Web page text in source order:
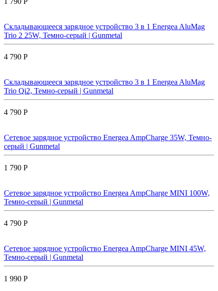
Складывающееся зарядное устройство 3 в 1 Energea AluMag
Trio 2 25W, Темно-серый | Gunmetal
4 790 Р
Складывающееся зарядное устройство 3 в 1 Energea AluMag
Trio Qi2, Темно-серый | Gunmetal
4 790 Р
Сетевое зарядное устройство Energea AmpCharge 35W, Темно-
серый | Gunmetal
1 790 Р
Сетевое зарядное устройство Energea AmpCharge MINI 100W,
Темно-серый | Gunmetal
4 790 Р
Сетевое зарядное устройство Energea AmpCharge MINI 45W,
Темно-серый | Gunmetal
1 990 Р